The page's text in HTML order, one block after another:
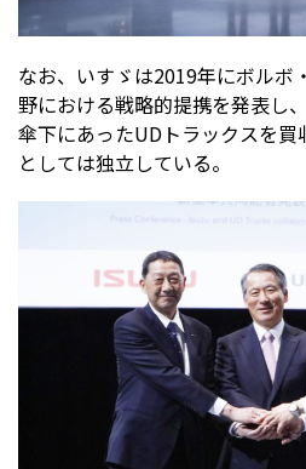
なお、いすゞは2019年にボルボ
野における戦略的提携を発表し
傘下にあったUDトラックスを
としては独立している。